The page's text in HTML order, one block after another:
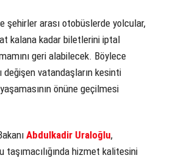
şehirler arası otobüslerde yolcular,
kalana kadar biletlerini iptal
geri alabilecek. Böylece
değişen vatandaşların kesinti
önüne geçilmesi
Abdulkadir Uraloğlu,
taşımacılığında hizmet kalitesini